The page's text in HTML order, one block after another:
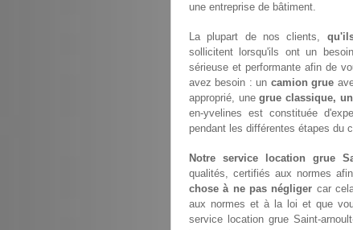
une entreprise de bâtiment.
La plupart de nos clients,
sollicitent lorsqu'ils ont un
sérieuse et performante afin de
avez besoin : un camion grue
approprié, unegrue classique,
en-yvelines est constituée
pendant les différentes étapes du
Notre service location grue
qualités, certifiés aux normes
chose à ne pas négliger car
aux normes et à la loi et que
service location grue Saint-